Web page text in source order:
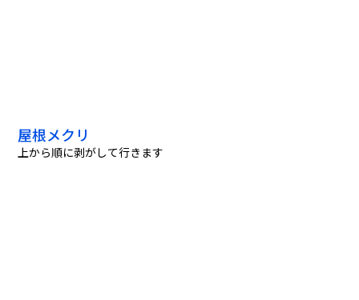
屋根メクリ
上から順に剥がして行きます